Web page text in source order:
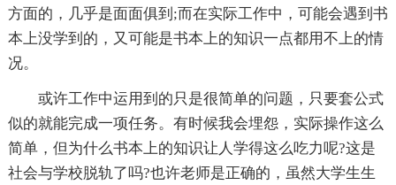
方面的，几乎是面面俱到;而在实际工作中，可能会遇到书
本上没学到的，又可能是书本上的知识一点都用不上的情
况。
或许工作中运用到的只是很简单的问题，只要套公式
似的就能完成一项任务。有时候我会埋怨，实际操作这么
简单，但为什么书本上的知识让人学得这么吃力呢?这是
社会与学校脱轨了吗?也许老师是正确的，虽然大学生生